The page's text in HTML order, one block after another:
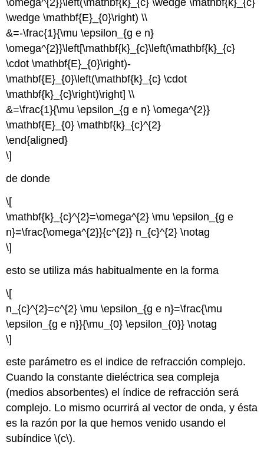
\omega^{2}}\left(\mathbf{k}_{c} \wedge \mathbf{k}_{c}
\wedge \mathbf{E}_{0}\right) \\
&=-\frac{1}{\mu \epsilon_{g e n}
\omega^{2}}\left[\mathbf{k}_{c}\left(\mathbf{k}_{c}
\cdot \mathbf{E}_{0}\right)-
\mathbf{E}_{0}\left(\mathbf{k}_{c} \cdot
\mathbf{k}_{c}\right)\right] \\
&=\frac{1}{\mu \epsilon_{g e n} \omega^{2}}
\mathbf{E}_{0} \mathbf{k}_{c}^{2}
\end{aligned}
\]
de donde
\[
\mathbf{k}_{c}^{2}=\omega^{2} \mu \epsilon_{g e
n}=\frac{\omega^{2}}{c^{2}} n_{c}^{2} \notag
\]
esto se utiliza más habitualmente en la forma
\[
n_{c}^{2}=c^{2} \mu \epsilon_{g e n}=\frac{\mu
\epsilon_{g e n}}{\mu_{0} \epsilon_{0}} \notag
\]
este parámetro es el indice de refracción complejo.
Cuando la constante dieléctrica sea compleja
(medios absorbentes) el índice de refracción será
complejo. Lo mismo ocurrirá al vector de onda, y ésta
es la razón por la que hemos venido usando el
subíndice \(c\).